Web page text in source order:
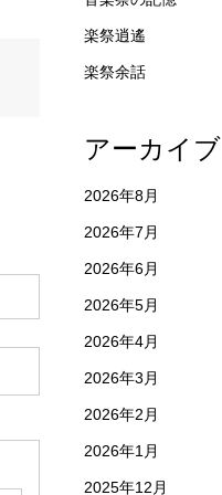
楽祭逍遙
楽祭余話
アーカイブ
2026年8月
2026年7月
2026年6月
2026年5月
2026年4月
2026年3月
2026年2月
2026年1月
2025年12月